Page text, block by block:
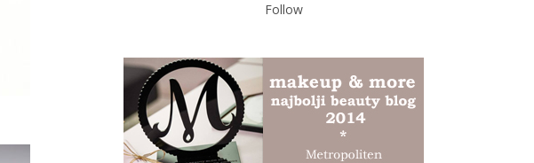
Follow